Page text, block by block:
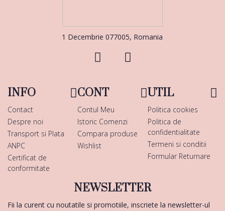
1 Decembrie 077005, Romania
INFO
Contact
Despre noi
Transport si Plata
ANPC
Certificat de
conformitate
CONT
Contul Meu
Istoric Comenzi
Compara produse
Wishlist
UTIL
Politica cookies
Politica de
confidentialitate
Termeni si conditii
Formular Returnare
NEWSLETTER
Fii la curent cu noutatile si promotiile, inscriete la newsletter-ul